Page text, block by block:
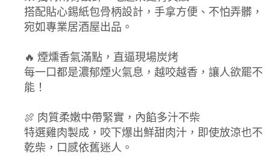
搭配貼心錫紙包骨柄設計，手拿方便、不怕弄髒，
宛如專業居酒屋出品。
🔥 煙燻香氣滿點，直逼現場炭烤
每一口都是濃郁煙火氣息，越咬越香，讓人欲罷不
能！
🍖 肉質柔嫩中帶緊實，內餡多汁不柴
特選雞肉製成，咬下爆出鮮甜肉汁，即使放涼也不
乾柴，口感依舊迷人。